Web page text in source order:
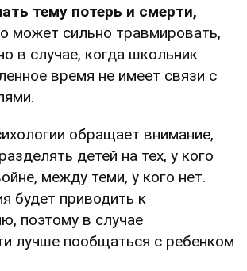
тему потерь и смерти,
может сильно травмировать,
в случае, когда школьник
время не имеет связи с
обращает внимание,
детей на тех, у кого
между теми, у кого нет.
будет приводить к
поэтому в случае
лучше пообщаться с ребенком